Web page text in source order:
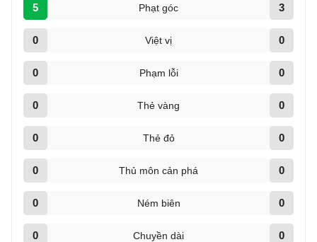
5 Phạt góc 3
0 Việt vị 0
0 Phạm lỗi 0
0 Thẻ vàng 0
0 Thẻ đỏ 0
0 Thủ môn cản phá 0
0 Ném biên 0
0 Chuyền dài 0